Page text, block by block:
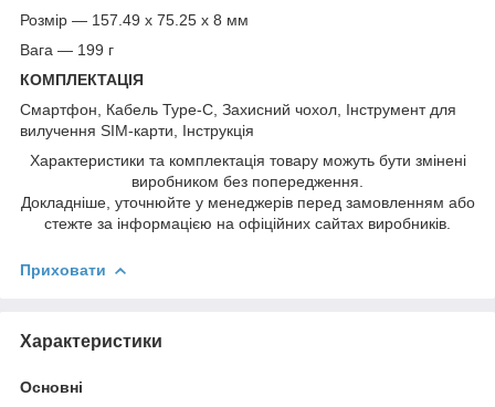
Розмір — 157.49 x 75.25 x 8 мм
Вага — 199 г
КОМПЛЕКТАЦІЯ
Смартфон, Кабель Type-C, Захисний чохол, Інструмент для
вилучення SIM-карти, Інструкція
Характеристики та комплектація товару можуть бути змінені
виробником без попередження.
Докладніше, уточнюйте у менеджерів перед замовленням або
стежте за інформацією на офіційних сайтах виробників.
Приховати
Характеристики
Основні